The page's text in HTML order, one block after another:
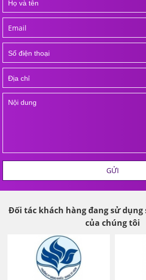
GỬI
Đối tác khách hàng đang sử dụng
của chúng tôi